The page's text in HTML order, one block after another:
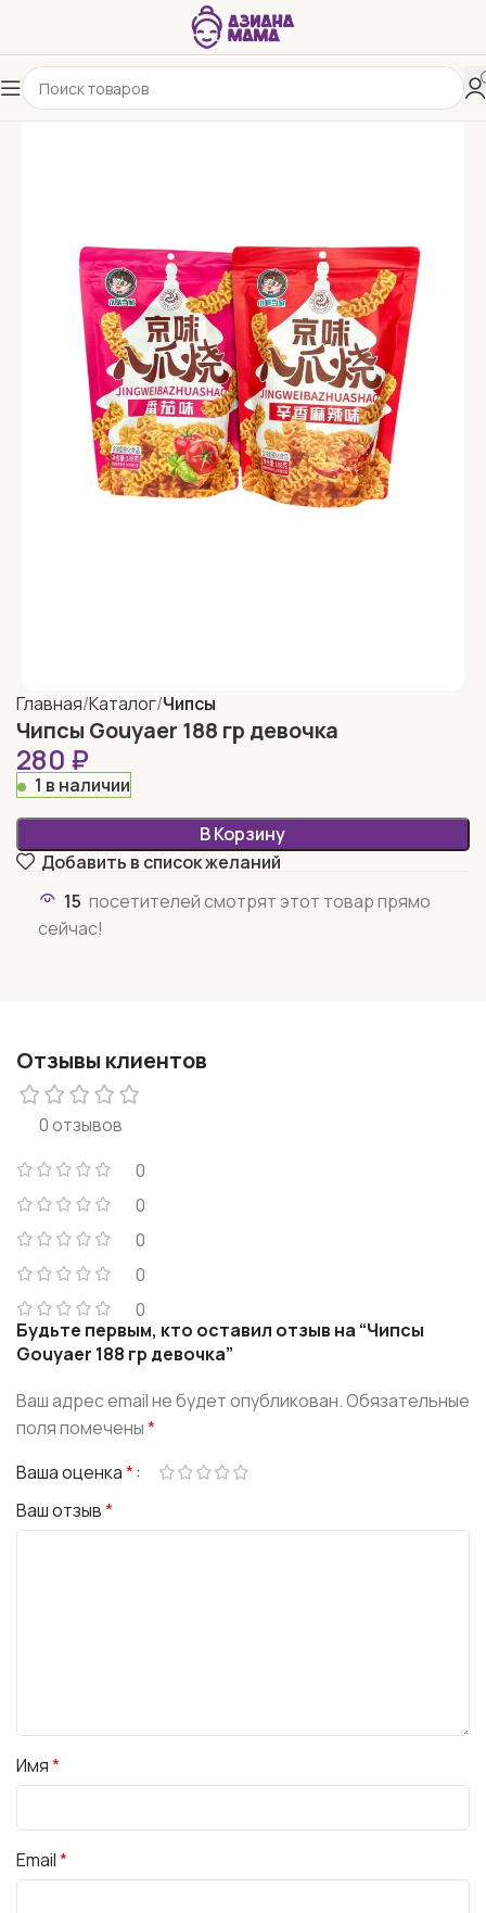
Главная Каталог Чипсы
Чипсы Gouyaer 188 гр девочка
280 ₽
1 в наличии
В Корзину
Добавить в список желаний
15 посетителей смотрят этот товар прямо
сейчас!
Отзывы клиентов
0 отзывов
0
0
0
0
0
Будьте первым, кто оставил отзыв на “Чипсы
Gouyaer 188 гр девочка”
Ваш адрес email не будет опубликован.Обязательные
поля помечены*
Ваша оценка*
Ваш отзыв*
Имя*
Email*